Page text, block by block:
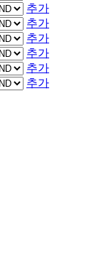
추가
추가
추가
추가
추가
추가